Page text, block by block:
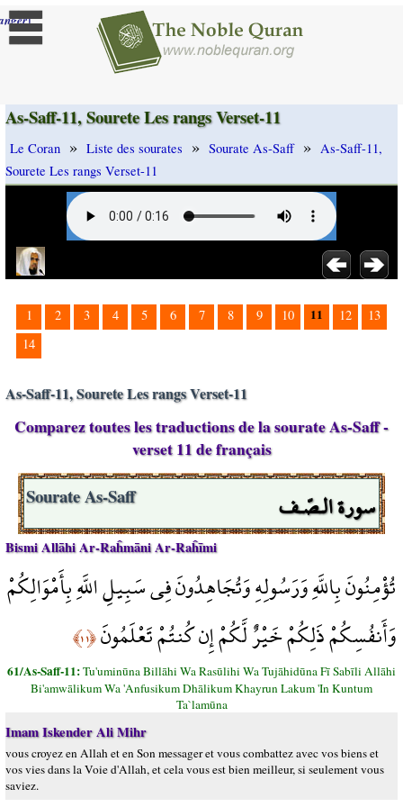
]
As-Saff-11, Sourete Les rangs Verset-11
Le Coran » Liste des sourates » Sourate As-Saff » As-Saff-11,
Sourete Les rangs Verset-11
1 2 3 4 5 6 7 8 9 10 11 12
13
14
As-Saff-11, Sourete Les rangs Verset-11
Comparez toutes les traductions de la sourate As-Saff -
verset 11 de français
سورة الـصّـف Sourate As-Saff
Bismi Allāhi Ar-Raĥmāni Ar-Raĥīmi
تُؤْمِنُونَ بِاللَّهِ وَرَسُولِهِ وَتُجَاهِدُونَ فِي سَبِيلِ اللَّهِ بِأَمْوَالِكُمْ
وَأَنفُسِكُمْ ذَلِكُمْ خَيْرٌ لَّكُمْ إِن كُنتُمْ تَعْلَمُونَ﴿١١﴾
61/As-Saff-11:Tu'uminūna Billāhi Wa Rasūlihi Wa Tujāhidūna Fī Sabīli Allāhi
Bi'amwālikum Wa 'Anfusikum Dhālikum Khayrun Lakum 'In Kuntum
Ta`lamūna
Imam Iskender Ali Mihr
vous croyez en Allah et en Son messager et vous combattez avec vos biens et
vos vies dans la Voie d'Allah, et cela vous est bien meilleur, si seulement vous
saviez.